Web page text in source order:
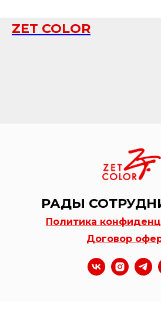
ZET COLOR
РАДЫ
Политика
Договор